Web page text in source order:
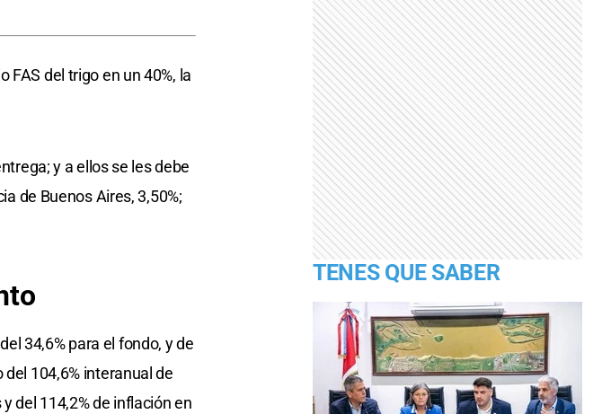
del trigo en un 40%, la
y a ellos se les debe
de Buenos Aires, 3,50%;
34,6% para el fondo, y de
104,6% interanual de
del 114,2% de inflación en
TENES QUE SABER